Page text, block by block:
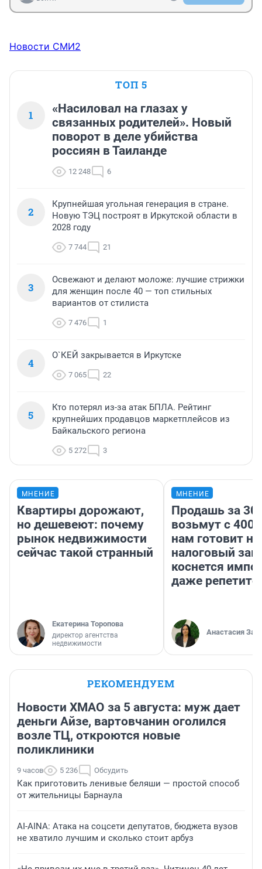
Новости СМИ2
ТОП 5
1
«Насиловал на глазах у
связанных родителей». Новый
поворот в деле убийства
россиян в Таиланде
12 248 6
2
Крупнейшая угольная генерация в стране.
Новую ТЭЦ построят в Иркутской области в
2028 году
7 744 21
3
Освежают и делают моложе: лучшие стрижки
для женщин после 40 — топ стильных
вариантов от стилиста
7 476 1
4
О`КЕЙ закрывается в Иркутске
7 065 22
5
Кто потерял из-за атак БПЛА. Рейтинг
крупнейших продавцов маркетплейсов из
Байкальского региона
5 272 3
МНЕНИЕ
Квартиры дорожают,
но дешевеют: почему
рынок недвижимости
сейчас такой странный
Екатерина Торопова
директор агентства
недвижимости
МНЕНИЕ
Продашь за
возьмут с
нам готовит
налоговый
коснется
даже
Анастасия
РЕКОМЕНДУЕМ
Новости ХМАО за 5 августа: муж дает
деньги Айзе, вартовчанин оголился
возле ТЦ, откроются новые
поликлиники
9 часов 5 236 Обсудить
Как приготовить ленивые беляши — простой способ
от жительницы Барнаула
AI-AINA: Атака на соцсети депутатов, бюджета вузов
не хватило лучшим и сколько стоит арбуз